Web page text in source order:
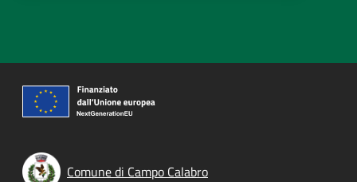
Comune di Campo Calabro